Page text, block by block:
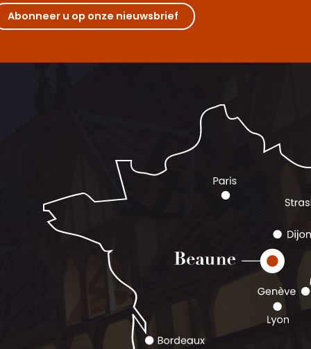
Abonneer u op onze nieuwsbrief